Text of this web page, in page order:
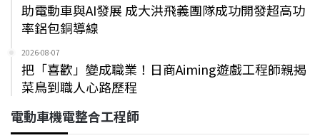
助電動車與AI發展 成大洪飛義團隊成功開發超高功
率鋁包銅導線
2026-08-07
把「喜歡」變成職業！日商Aiming遊戲工程師親揭
菜鳥到職人心路歷程
電動車機電整合工程師